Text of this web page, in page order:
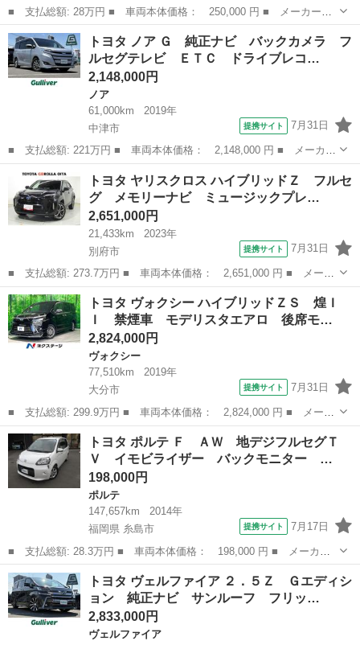
■ 支払総額: 28万円 ■ 車両本体価格： 250,000 円 ■ メーカー
名： トヨタ ■ 車種名： ポルテ ■ グレード名： １５０ｒ パ
ワーステアリング スマートキー 衝突安全ボディ ＡＢＳ オート
エアコン ウォー...
大分 大分市 ポルテ
トヨタ ノア Ｇ 純正ナビ バックカメラ フ
ルセグテレビ ＥＴＣ ドライブレコ…
2,148,000円
ノア
61,000km
2019年
中津市
提携サイト 7月31日
■ 支払総額: 221万円 ■ 車両本体価格： 2,148,000 円 ■ メーカー
名： トヨタ ■ 車種名： ノア ■ グレード名： Ｇ 純正ナビ
バックカメラ フルセグテレビ ＥＴＣ ドライブレコーダー 衝突
被害軽減ブ...
大分 中津市 ノア
トヨタ ヤリスクロス ハイブリッドＺ フルセ
グ メモリーナビ ミュージックプレ…
2,651,000円
21,433km
2023年
別府市
提携サイト 7月31日
■ 支払総額: 273.7万円 ■ 車両本体価格： 2,651,000 円 ■ メーカ
ー名： トヨタ ■ 車種名： ヤリスクロス ■ グレード名： ハイ
ブリッドＺ フルセグ メモリーナビ ミュージックプレイヤー接続
可 バッ...
大分 別府市 トヨタ
トヨタ ヴォクシー ハイブリッドＺＳ 煌Ｉ
Ｉ 禁煙車 モデリスタエアロ 後席モ…
2,824,000円
ヴォクシー
77,510km
2019年
大分市
提携サイト 7月31日
■ 支払総額: 299.9万円 ■ 車両本体価格： 2,824,000 円 ■ メーカ
ー名： トヨタ ■ 車種名： ヴォクシー ■ グレード名： ハイブ
リッドＺＳ 煌ＩＩ 禁煙車 モデリスタエアロ 後席モニター 純
正１０．...
大分 大分市 ヴォクシー
トヨタ ポルテ Ｆ ＡＷ 地デジフルセグＴ
Ｖ イモビライザー バックモニター …
198,000円
ポルテ
147,657km
2014年
福岡県 糸島市
提携サイト 7月17日
■ 支払総額: 28.3万円 ■ 車両本体価格： 198,000 円 ■ メーカー
名： トヨタ ■ 車種名： ポルテ ■ グレード名： Ｆ ＡＷ 地
デジフルセグＴＶ イモビライザー バックモニター スマートエン
トリー キー...
福岡 糸島市 ポルテ
トヨタ ヴェルファイア ２．５Ｚ Ｇエディシ
ョン 純正ナビ サンルーフ フリッ…
2,833,000円
ヴェルファイア